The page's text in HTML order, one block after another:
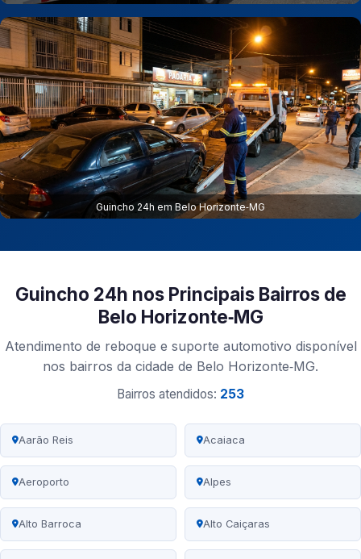
Guincho 24h em Belo Horizonte‑MG
Guincho 24h nos Principais Bairros de
Belo Horizonte‑MG
Atendimento de reboque e suporte automotivo disponível
nos bairros da cidade de Belo Horizonte‑MG.
Bairros atendidos: 253
Aarão Reis Acaiaca
Aeroporto Alpes
Alto Barroca Alto Caiçaras